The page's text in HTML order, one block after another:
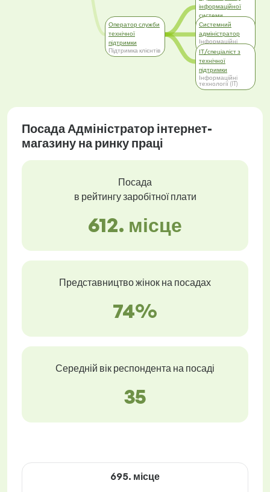
Оператор служби
технічної
підтримки
Підтримка клієнтів
інформаційної
системи
Інформаційні
технології (IT)
Системний
адміністратор
Інформаційні
технології (IT)
ІТ/спеціаліст з
технічної
підтримки
Інформаційні
технології (IT)
Посада Адміністратор інтернет-
магазину на ринку праці
Посада
в рейтингу заробітної плати
612. місце
Представництво жінок на посадах
74%
Середній вік респондента на посаді
35
695. місце